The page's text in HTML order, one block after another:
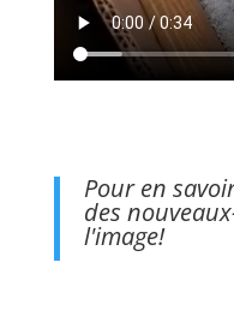
Pour en
des
l'image!